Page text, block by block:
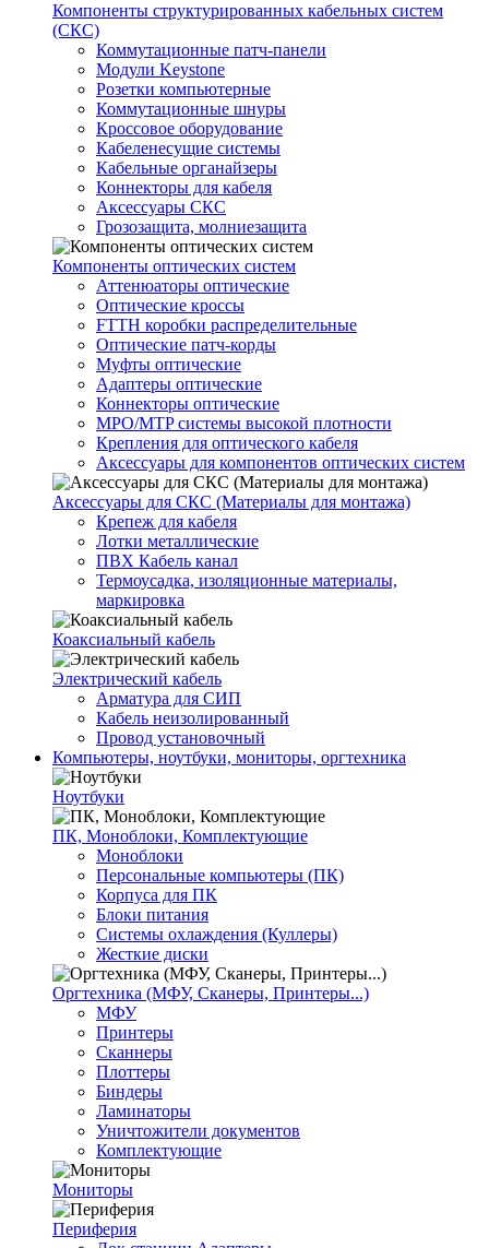
Компоненты структурированных кабельных систем
(СКС)
Коммутационные патч-панели
Модули Keystone
Розетки компьютерные
Коммутационные шнуры
Кроссовое оборудование
Кабеленесущие системы
Кабельные органайзеры
Коннекторы для кабеля
Аксессуары СКС
Грозозащита, молниезащита
Компоненты оптических систем
Аттенюаторы оптические
Оптические кроссы
FTTH коробки распределительные
Оптические патч-корды
Муфты оптические
Адаптеры оптические
Коннекторы оптические
MPO/MTP системы высокой плотности
Крепления для оптического кабеля
Аксессуары для компонентов оптических систем
Аксессуары для СКС (Материалы для монтажа)
Крепеж для кабеля
Лотки металлические
ПВХ Кабель канал
Термоусадка, изоляционные материалы,
маркировка
Коаксиальный кабель
Электрический кабель
Арматура для СИП
Кабель неизолированный
Провод установочный
Компьютеры, ноутбуки, мониторы, оргтехника
Ноутбуки
ПК, Моноблоки, Комплектующие
Моноблоки
Персональные компьютеры (ПК)
Корпуса для ПК
Блоки питания
Системы охлаждения (Куллеры)
Жесткие диски
Оргтехника (МФУ, Сканеры, Принтеры...)
МФУ
Принтеры
Сканнеры
Плоттеры
Биндеры
Ламинаторы
Уничтожители документов
Комплектующие
Мониторы
Периферия